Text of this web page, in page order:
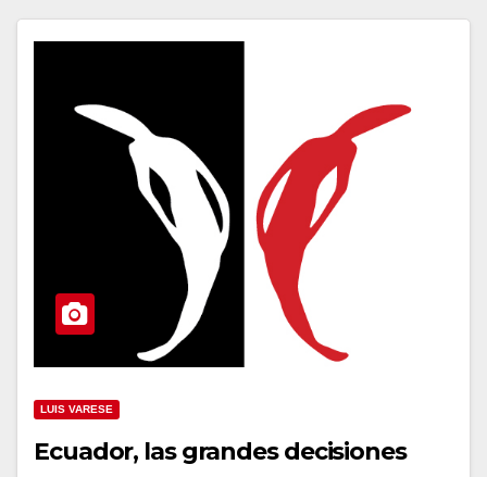
LUIS VARESE
Ecuador, las grandes decisiones